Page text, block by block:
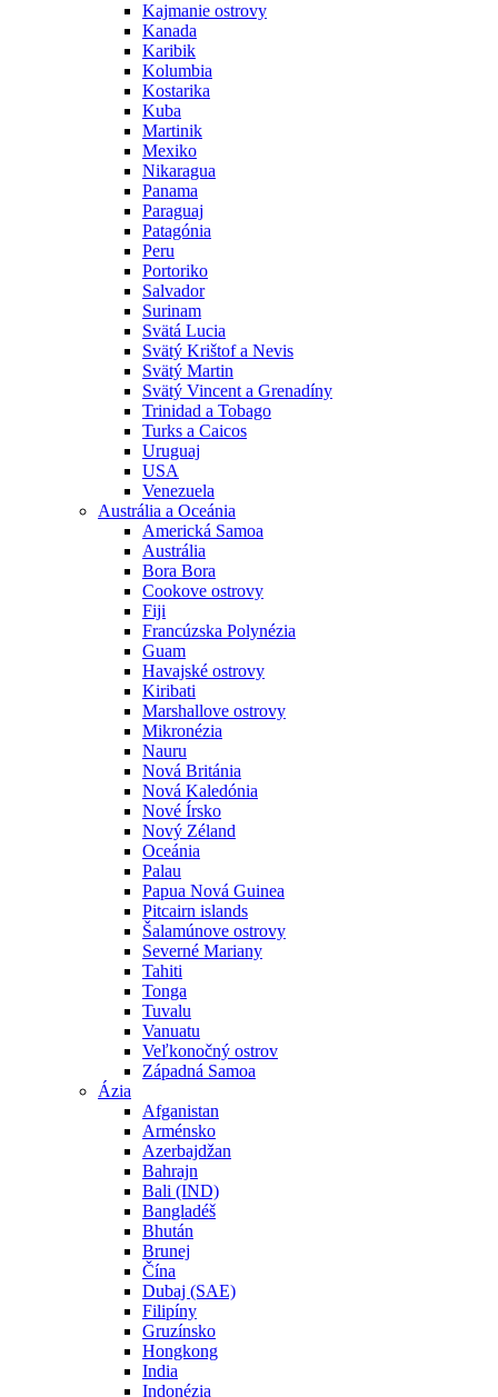
Kajmanie ostrovy
Kanada
Karibik
Kolumbia
Kostarika
Kuba
Martinik
Mexiko
Nikaragua
Panama
Paraguaj
Patagónia
Peru
Portoriko
Salvador
Surinam
Svätá Lucia
Svätý Krištof a Nevis
Svätý Martin
Svätý Vincent a Grenadíny
Trinidad a Tobago
Turks a Caicos
Uruguaj
USA
Venezuela
Austrália a Oceánia
Americká Samoa
Austrália
Bora Bora
Cookove ostrovy
Fiji
Francúzska Polynézia
Guam
Havajské ostrovy
Kiribati
Marshallove ostrovy
Mikronézia
Nauru
Nová Británia
Nová Kaledónia
Nové Írsko
Nový Zéland
Oceánia
Palau
Papua Nová Guinea
Pitcairn islands
Šalamúnove ostrovy
Severné Mariany
Tahiti
Tonga
Tuvalu
Vanuatu
Veľkonočný ostrov
Západná Samoa
Ázia
Afganistan
Arménsko
Azerbajdžan
Bahrajn
Bali (IND)
Bangladéš
Bhután
Brunej
Čína
Dubaj (SAE)
Filipíny
Gruzínsko
Hongkong
India
Indonézia